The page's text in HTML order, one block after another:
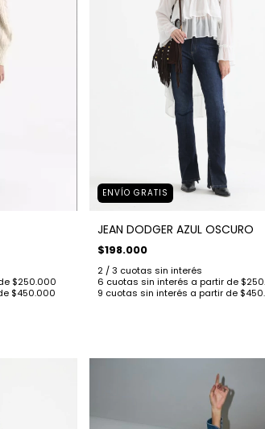
ENVÍO GRATIS
JEAN DODGER AZUL OSCURO
$198.000